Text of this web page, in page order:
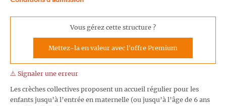
Vous gérez cette structure ?
Mettez-la en valeur avec l'offre Premium
⚠️ Signaler une erreur
Les crèches collectives proposent un accueil régulier pour les
enfants jusqu’à l’entrée en maternelle (ou jusqu’à l’âge de 6 ans